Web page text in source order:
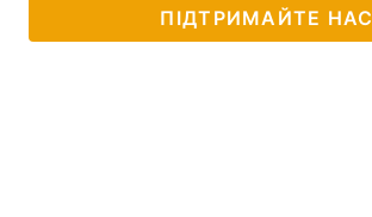
ПІДТРИМАЙТЕ НАС